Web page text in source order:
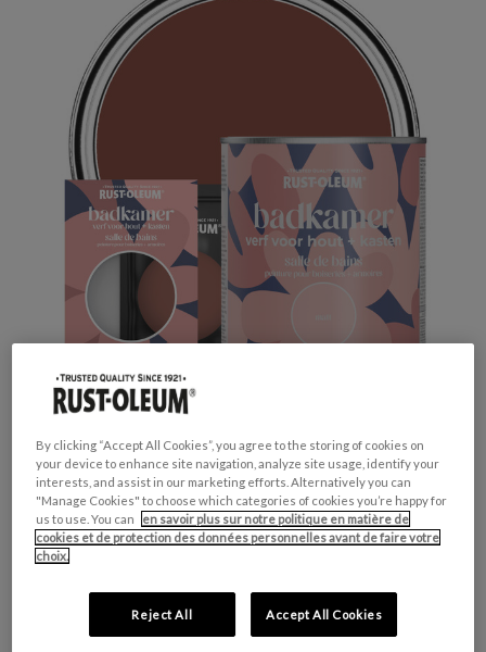
Productveiligheid
Attention
H317 - Peut provoquer une allergie cutanée.
H412 - Nocif pour les organismes aquatiques,
By clicking “Accept All Cookies”, you agree to the storing of cookies on
your device to enhance site navigation, analyze site usage, identify your
interests, and assist in our marketing efforts. Alternatively you can
"Manage Cookies" to choose which categories of cookies you’re happy for
us to use. You can
en savoir plus sur notre politique en matière de
cookies et de protection des données personnelles avant de faire votre
choix.
Reject All Accept All Cookies